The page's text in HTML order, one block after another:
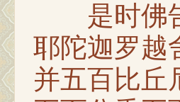
是时佛告
耶陀迦罗越
并五百比丘